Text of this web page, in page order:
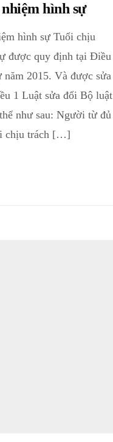
hình sự
hình sự Tuổi chịu
được quy định tại Điều
2015. Và được sửa
1 Luật sửa đổi Bộ luật
như sau: Người từ đủ
chịu trách […]